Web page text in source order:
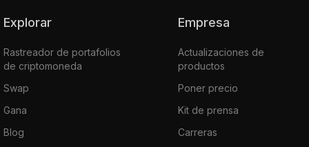
Explorar
Rastreador de portafolios
de criptomoneda
Swap
Gana
Blog
Empresa
Actualizaciones de
productos
Poner precio
Kit de prensa
Carreras